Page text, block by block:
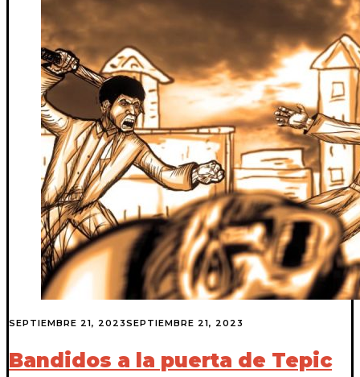
SEPTIEMBRE 21, 2023SEPTIEMBRE 21, 2023
Bandidos a la puerta de Tepic